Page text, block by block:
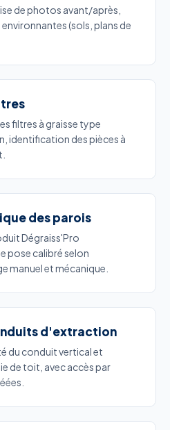
de photos avant/après,
(sols, plans de
filtres à graisse type
identification des pièces à
des parois
Dégraiss'Pro
pose calibré selon
manuel et mécanique.
d'extraction
du conduit vertical et
de toit, avec accès par